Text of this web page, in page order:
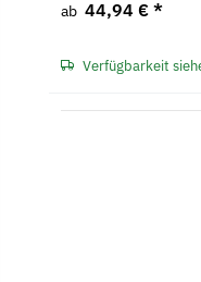
ab 44,94 € *
Verfügbarkeit